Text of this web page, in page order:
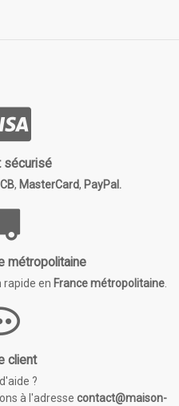
sécurisé
CB, MasterCard, PayPal.
métropolitaine
rapide en France métropolitaine.
client
?
à l'adresse contact@maison-